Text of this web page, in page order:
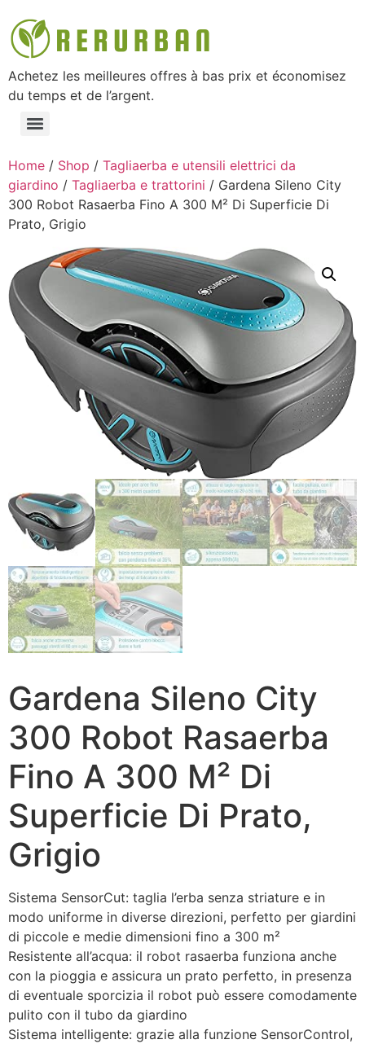
Achetez les meilleures offres à bas prix et économisez
du temps et de l’argent.
Home / Shop / Tagliaerba e utensili elettrici da
giardino / Tagliaerba e trattorini / Gardena Sileno City
300 Robot Rasaerba Fino A 300 M² Di Superficie Di
Prato, Grigio
Gardena Sileno City
300 Robot Rasaerba
Fino A 300 M² Di
Superficie Di Prato,
Grigio
Sistema SensorCut: taglia l’erba senza striature e in
modo uniforme in diverse direzioni, perfetto per giardini
di piccole e medie dimensioni fino a 300 m²
Resistente all’acqua: il robot rasaerba funziona anche
con la pioggia e assicura un prato perfetto, in presenza
di eventuale sporcizia il robot può essere comodamente
pulito con il tubo da giardino
Sistema intelligente: grazie alla funzione SensorControl,